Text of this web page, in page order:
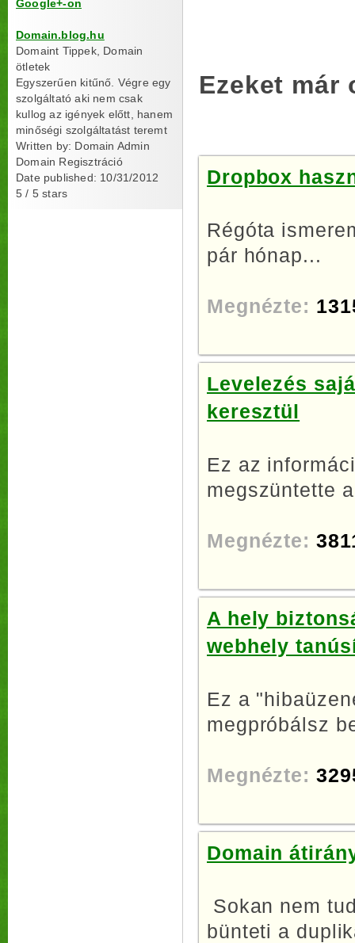
Google+-on
Domain.blog.hu
Domaint Tippek, Domain
ötletek
Egyszerűen kitűnő. Végre egy
szolgáltató aki nem csak
kullog az igények előtt, hanem
minőségi szolgáltatást teremt
Written by: Domain Admin
Domain Regisztráció
Date published: 10/31/2012
5 / 5 stars
Ezeket már
Dropbox
Régóta
pár hónap...
Megnézte:
Levelezés
keresztül
Ez az
megszüntette
Megnézte:
A hely
webhely
Ez a
megpróbálsz
Megnézte:
Domain
Sokan nem
bünteti a